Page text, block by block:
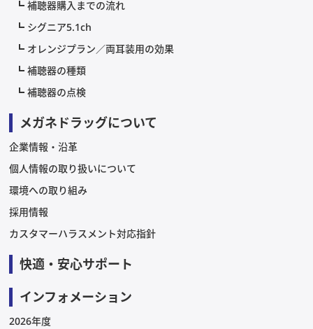
補聴器購入までの流れ
シグニア5.1ch
オレンジプラン／両耳装用の効果
補聴器の種類
補聴器の点検
メガネドラッグについて
企業情報・沿革
個人情報の取り扱いについて
環境への取り組み
採用情報
カスタマーハラスメント対応指針
快適・安心サポート
インフォメーション
2026年度